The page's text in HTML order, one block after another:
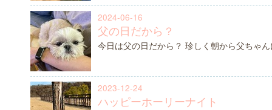
2024-06-16
父の日だから？
今日は父の日だから？ 珍しく朝から父ちゃ
2023-12-24
ハッピーホーリーナイト